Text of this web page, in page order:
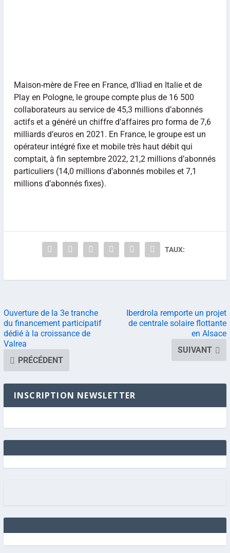
Maison-mère de Free en France, d’Iliad en Italie et de
Play en Pologne, le groupe compte plus de 16 500
collaborateurs au service de 45,3 millions d’abonnés
actifs et a généré un chiffre d’affaires pro forma de 7,6
milliards d’euros en 2021. En France, le groupe est un
opérateur intégré fixe et mobile très haut débit qui
comptait, à fin septembre 2022, 21,2 millions d’abonnés
particuliers (14,0 millions d’abonnés mobiles et 7,1
millions d’abonnés fixes).
TAUX:
Ouverture de la 3e tranche
du financement participatif
dédié à la croissance de
Valrea
PRÉCÉDENT
Iberdrola remporte un projet
de centrale solaire flottante
en Alsace
SUIVANT
INSCRIPTION NEWSLETTER